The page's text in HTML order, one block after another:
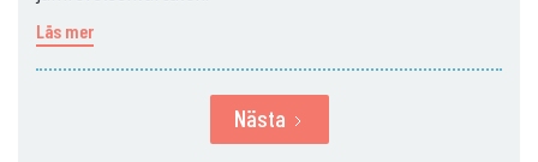
Läs mer
Nästa